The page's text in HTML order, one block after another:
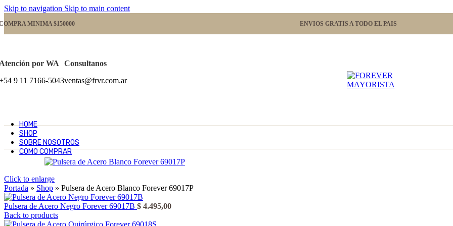
Skip to navigation Skip to main content
MINIMA $150000 ENVIOS GRATIS A TODO EL PAIS
por WA
9 11 7166-5043
Consultanos
ventas@frvr.com.ar
HOME
SHOP
SOBRE NOSOTROS
COMO COMPRAR
Click to enlarge
Portada » Shop » Pulsera de Acero Blanco Forever 69017P
Pulsera de Acero Negro Forever 69017B $ 4.495,00
Back to products